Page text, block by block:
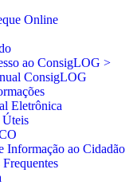
Online
ao ConsigLOG >
ConsigLOG
Eletrônica
Úteis
Informação ao Cidadão